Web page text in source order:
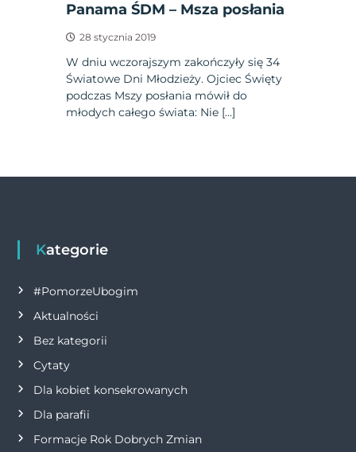
Panama ŚDM – Msza posłania
28 stycznia 2019
W dniu wczorajszym zakończyły się 34
Światowe Dni Młodzieży. Ojciec Święty
podczas Mszy posłania mówił do
młodych całego świata: Nie […]
Kategorie
#PomorzeUbogim
Aktualności
Bez kategorii
Cytaty
Dla kobiet konsekrowanych
Dla parafii
Formacje Rok Dobrych Zmian